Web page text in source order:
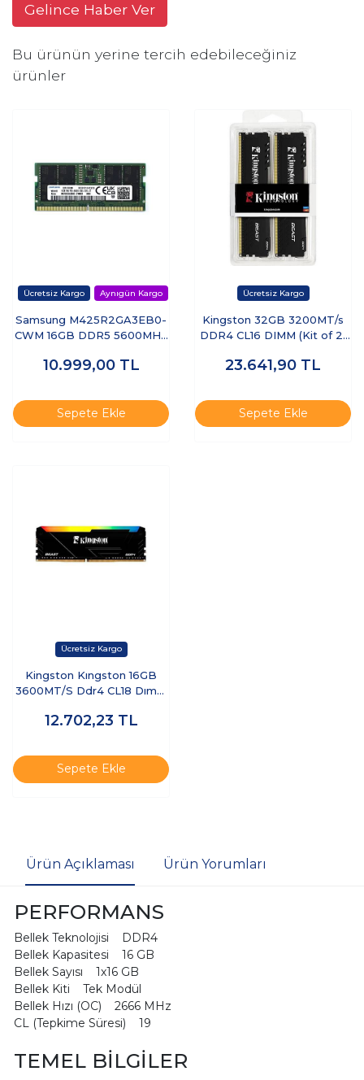
Gelince Haber Ver
Bu ürünün yerine tercih edebileceğiniz
ürünler
Samsung M425R2GA3EB0-
CWM 16GB DDR5 5600MHz
10.999,00 TL
Sepete Ekle
Kingston 32GB 3200MT/s
DDR4 CL16 DIMM (Kit of 2)
KF432C16BBK2/32TR -
23.641,90 TL
Sepete Ekle
Kingston Kıngston 16GB
3600MT/S Ddr4 CL18 Dımm
KF436C18BB2A/16TR - Ram
12.702,23 TL
Sepete Ekle
Ürün Açıklaması Ürün Yorumları
PERFORMANS
Bellek Teknolojisi DDR4
Bellek Kapasitesi 16 GB
Bellek Sayısı 1x16 GB
Bellek Kiti Tek Modül
Bellek Hızı (OC) 2666 MHz
CL (Tepkime Süresi) 19
TEMEL BİLGİLER